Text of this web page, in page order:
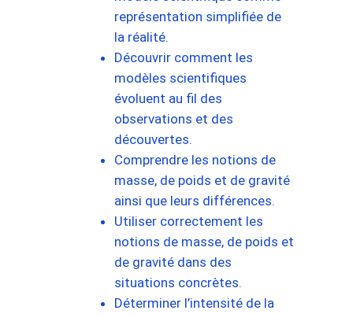
représentation simplifiée de
la réalité.
Découvrir comment les
modèles scientifiques
évoluent au fil des
observations et des
découvertes.
Comprendre les notions de
masse, de poids et de gravité
ainsi que leurs différences.
Utiliser correctement les
notions de masse, de poids et
de gravité dans des
situations concrètes.
Déterminer l’intensité de la